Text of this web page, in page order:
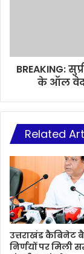
BREAKING:
के ऑल
Related
उत्तराखंड कैबिनेट
निर्णयों पर मिली